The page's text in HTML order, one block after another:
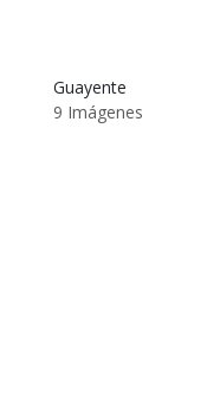
Guayente
9 Imágenes